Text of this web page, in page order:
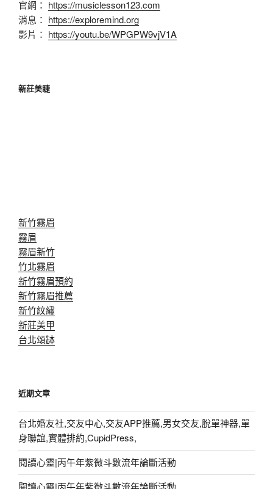
官網： https://musiclesson123.com
消息： https://exploremind.org
影片： https://youtu.be/WPGPW9vjV1A
新莊美睫
新竹霧眉
霧眉
霧眉新竹
竹北霧眉
新竹霧眉預約
新竹霧眉推薦
新竹紋繡
新莊美甲
台北頌缽
近期文章
台北婚友社,交友中心,交友APP推薦,男女交友,脫單神器,單
身聯誼,實體排約,CupidPress,
閱讀心靈|丙午年紫微斗數流年論斷活動
閱讀心靈|丙午年紫微斗數流年論斷活動